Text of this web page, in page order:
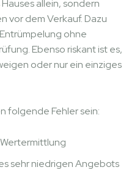
allein, sondern
vor dem Verkauf. Dazu
ohne
Ebenso riskant ist es,
oder nur ein einziges
folgende Fehler sein:
sehr niedrigen Angebots